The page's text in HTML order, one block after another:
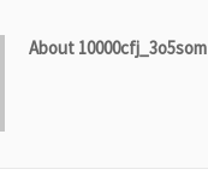
About 10000cfj_3o5som